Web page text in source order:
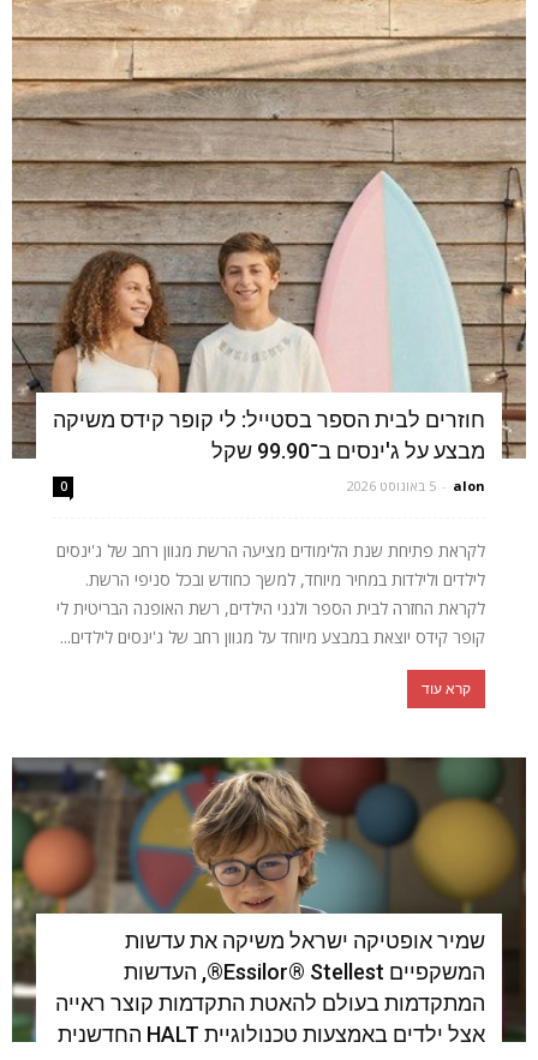
חוזרים לבית הספר בסטייל: לי קופר קידס משיקה
מבצע על ג'ינסים ב־99.90 שקל
alon
- 5 באוגוסט 2026 0
לקראת פתיחת שנת הלימודים מציעה הרשת מגוון רחב של ג'ינסים
לילדים ולילדות במחיר מיוחד, למשך כחודש ובכל סניפי הרשת.
לקראת החזרה לבית הספר ולגני הילדים, רשת האופנה הבריטית לי
קופר קידס יוצאת במבצע מיוחד על מגוון רחב של ג'ינסים לילדים...
קרא עוד
שמיר אופטיקה ישראל משיקה את עדשות
המשקפיים Essilor® Stellest®, העדשות
המתקדמות בעולם להאטת התקדמות קוצר ראייה
אצל ילדים באמצעות טכנולוגיית HALT החדשנית